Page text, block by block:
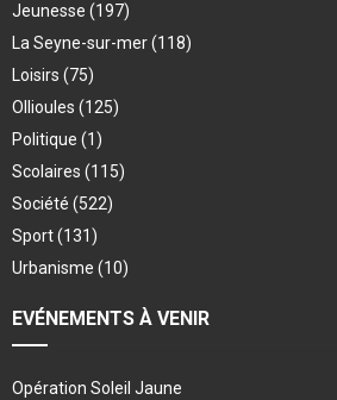
Jeunesse (197)
La Seyne-sur-mer(118)
Loisirs (75)
Ollioules (125)
Politique (1)
Scolaires (115)
Société (522)
Sport(131)
Urbanisme (10)
EVÉNEMENTS À VENIR
Opération Soleil Jaune